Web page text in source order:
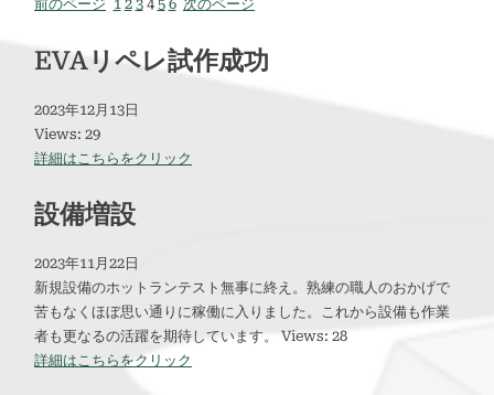
前のページ 1 2 3 4 5 6 次のページ
EVAリペレ試作成功
2023年12月13日
Views: 29
詳細はこちらをクリック
設備増設
2023年11月22日
新規設備のホットランテスト無事に終え。熟練の職人のおかげで
苦もなくほぼ思い通りに稼働に入りました。これから設備も作業
者も更なるの活躍を期待しています。 Views: 28
詳細はこちらをクリック